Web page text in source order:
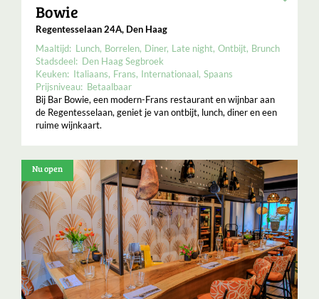
Bowie
Regentesselaan 24A, Den Haag
Maaltijd: Lunch Borrelen Diner Late night Ontbijt Brunch
Stadsdeel: Den Haag Segbroek
Keuken: Italiaans Frans Internationaal Spaans
Prijsniveau: Betaalbaar
Bij Bar Bowie, een modern-Frans restaurant en wijnbar aan
de Regentesselaan, geniet je van ontbijt, lunch, diner en een
ruime wijnkaart.
Nu open